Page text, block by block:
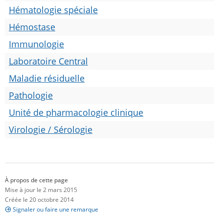
Hématologie spéciale
Hémostase
Immunologie
Laboratoire Central
Maladie résiduelle
Pathologie
Unité de pharmacologie clinique
Virologie / Sérologie
À propos de cette page
Mise à jour le 2 mars 2015
Créée le 20 octobre 2014
Signaler ou faire une remarque